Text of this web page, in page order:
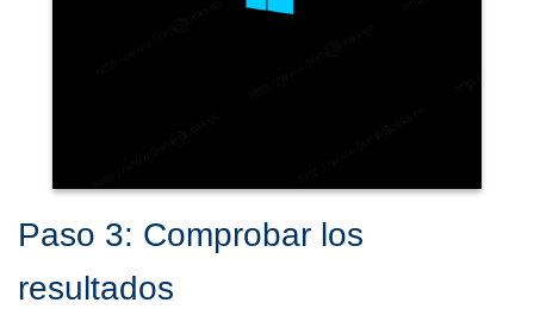
Paso 3: Comprobar los
resultados